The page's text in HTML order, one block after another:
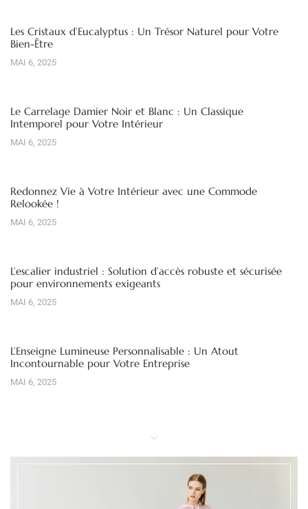
Les Cristaux d’Eucalyptus : Un Trésor Naturel pour Votre
Bien-Être
MAI 6, 2025
Le Carrelage Damier Noir et Blanc : Un Classique
Intemporel pour Votre Intérieur
MAI 6, 2025
Redonnez Vie à Votre Intérieur avec une Commode
Relookée !
MAI 6, 2025
L’escalier industriel : Solution d’accès robuste et sécurisée
pour environnements exigeants
MAI 6, 2025
L’Enseigne Lumineuse Personnalisable : Un Atout
Incontournable pour Votre Entreprise
MAI 6, 2025